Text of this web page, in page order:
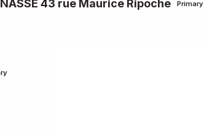
43 rue Maurice Ripoche Primary